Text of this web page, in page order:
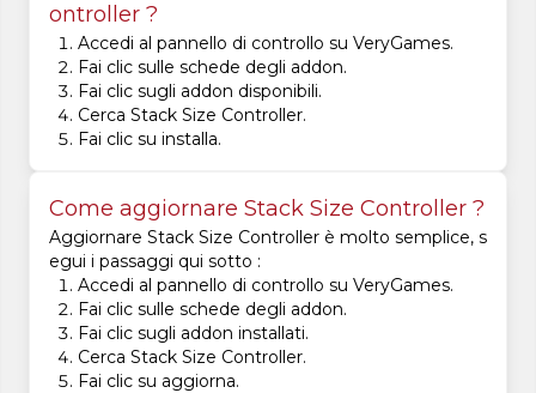
ontroller ?
Accedi al pannello di controllo su VeryGames.
Fai clic sulle schede degli addon.
Fai clic sugli addon disponibili.
Cerca Stack Size Controller.
Fai clic su installa.
Come aggiornare Stack Size Controller ?
Aggiornare Stack Size Controller è molto semplice, s
egui i passaggi qui sotto :
Accedi al pannello di controllo su VeryGames.
Fai clic sulle schede degli addon.
Fai clic sugli addon installati.
Cerca Stack Size Controller.
Fai clic su aggiorna.